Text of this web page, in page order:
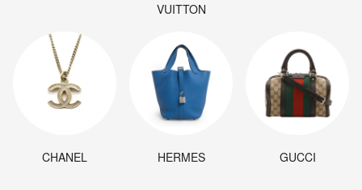
VUITTON
CHANEL HERMES GUCCI